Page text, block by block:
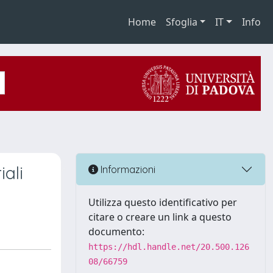
Home Sfoglia IT Info
Informazioni
Utilizza questo identificativo per
citare o creare un link a questo
documento:
https://hdl.handle.net/20.500.126
08/66759